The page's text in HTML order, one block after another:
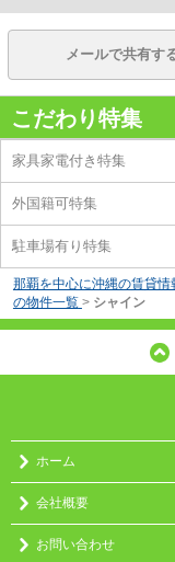
メールで共有す
こだわり特集
家具家電付き特集
外国籍可特集
駐車場有り特集
那覇を中心に沖縄の賃貸
の物件一覧 > シャイン
ホーム
会社概要
お問い合わせ